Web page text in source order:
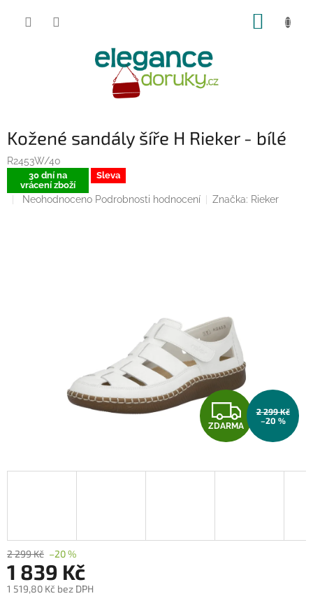
Kožené sandály šíře H Rieker - bílé
R2453W/40
30 dní na
vrácení zboží
Sleva
Průměrné
Neohodnoceno Podrobnosti hodnocení Značka: Rieker
Z
D
A
ZDARMA
2 299 Kč
–20 %
2 299 Kč –20 %
1 839 Kč
1 519,80 Kč bez DPH